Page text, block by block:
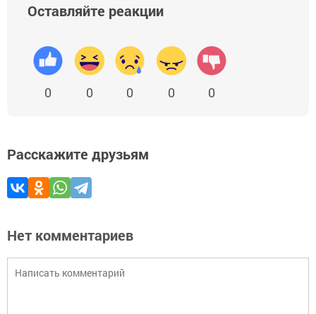
Оставляйте реакции
0 0 0 0 0
Расскажите друзьям
Нет комментариев